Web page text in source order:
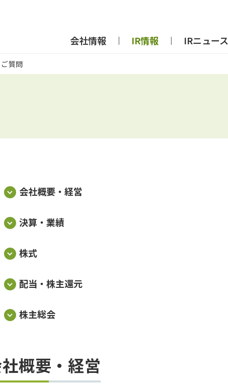
会社情報 IR情報 IRニュース
質問
会社概要・経営
決算・業績
株式
配当・株主還元
株主総会
概要・経営